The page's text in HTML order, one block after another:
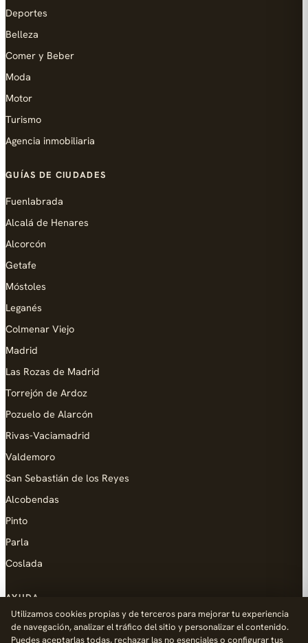
Deportes
Belleza
Comer y Beber
Moda
Motor
Turismo
Agencia inmobiliaria
GUÍAS DE CIUDADES
Fuenlabrada
Alcalá de Henares
Alcorcón
Getafe
Móstoles
Leganés
Colmenar Viejo
Madrid
Las Rozas de Madrid
Torrejón de Ardoz
Pozuelo de Alarcón
Rivas-Vaciamadrid
Valdemoro
San Sebastián de los Reyes
Alcobendas
Pinto
Parla
Coslada
AYUDA
Añadir empresa
Utilizamos cookies propias y de terceros para mejorar tu experiencia
de navegación, analizar el tráfico del sitio y personalizar el contenido.
Puedes aceptarlas todas, rechazar las no esenciales o configurar tus